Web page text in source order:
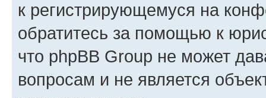
к регистрирующемуся на
обратитесь за помощью к
что phpBB Group не может
вопросам и не является